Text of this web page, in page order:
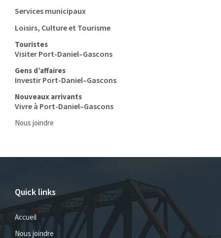
Services municipaux
Loisirs, Culture et Tourisme
Touristes
Visiter Port-Daniel–Gascons
Gens d’affaires
Investir Port-Daniel–Gascons
Nouveaux arrivants
Vivre à Port-Daniel–Gascons
Nous joindre
Quick links
Accueil
Nous joindre